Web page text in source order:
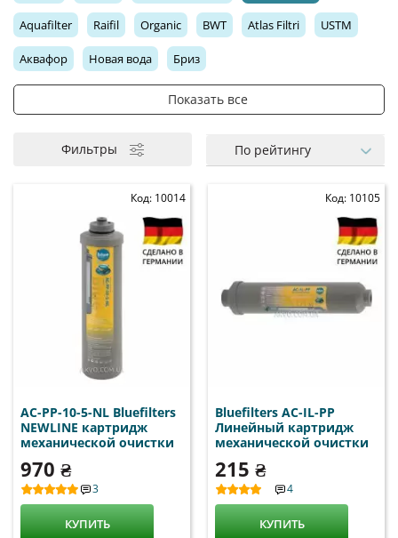
Aquafilter Raifil Organic BWT Atlas Filtri USTM
Аквафор Новая вода Бриз
Постфильтр Минерализатор Минерализатор Ecosoft
Угольный картридж Аквафор
Комплект для осмоса Комплект для тройного фильтра
Комплект Ecosoft Комплект Aquafilter Комплект Raifil
Показать все
Фильтры По рейтингу
Код: 10014
AC-PP-10-5-NL Bluefilters
NEWLINE картридж
механической очистки
970 ₴
3
КУПИТЬ
Код: 10105
Bluefilters AC-IL-PP
Линейный картридж
механической очистки
215 ₴
4
КУПИТЬ